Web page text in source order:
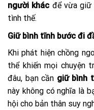
người khác để vừa giữ
tình thế.
Giữ bình tĩnh bước đi
Khi phát hiện chồng
thể khiến mọi chuyện
đâu, bạn cần giữ bình
này không có nghĩa là
hội cho bản thân suy